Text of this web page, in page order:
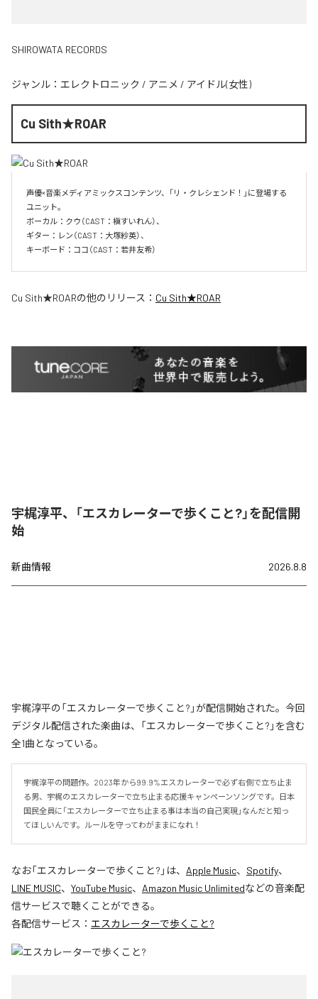
SHIROWATA RECORDS
ジャンル： エレクトロニック / アニメ / アイドル(女性)
Cu Sith★ROAR
声優×音楽メディアミックスコンテンツ、「リ・クレシェンド！」に登場する
ユニット。
ボーカル：クウ（CAST：槇すいれん）、
ギター：レン（CAST：大塚紗英）、
キーボード：ココ（CAST：若井友希）
Cu Sith★ROARの他のリリース： Cu Sith★ROAR
宇梶淳平、「エスカレーターで歩くこと?」を配信開
始
新曲情報 2026.8.8
宇梶淳平の「エスカレーターで歩くこと?」が配信開始された。今回
デジタル配信された楽曲は、「エスカレーターで歩くこと?」を含む
全1曲となっている。
宇梶淳平の問題作。2023年から99.9%エスカレーターで必ず右側で立ち止ま
る男、宇梶のエスカレーターで立ち止まる応援キャンペーンソングです。日本
国民全員に「エスカレーターで立ち止まる事は本当の自己実現」なんだと知っ
てほしいんです。ルールを守ってわがままになれ！
なお「エスカレーターで歩くこと? 」は、 Apple Music、 Spotify、
LINE MUSIC、 YouTube Music、 Amazon Music Unlimitedなどの音楽配
信サービスで聴くことができる。
各配信サービス： エスカレーターで歩くこと?